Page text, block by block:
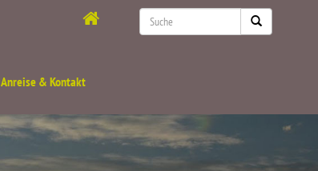
Anreise & Kontakt